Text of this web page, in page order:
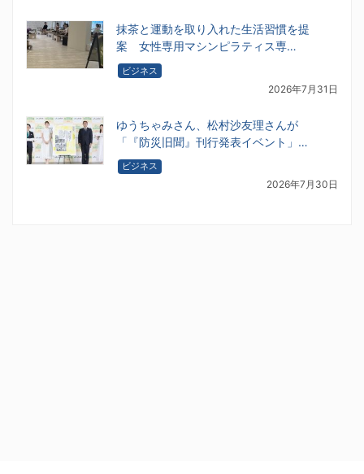
抹茶と運動を取り入れた生活習慣を提
案 女性専用マシンピラティス専…
ビジネス
2026年7月31日
ゆうちゃみさん、松村沙友理さんが
「『防災旧聞』刊行発表イベント」…
ビジネス
2026年7月30日